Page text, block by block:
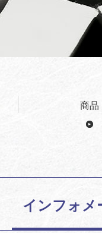
商品
インフォメ